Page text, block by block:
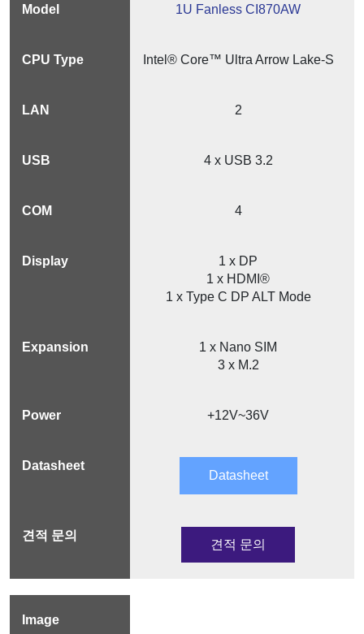
1U Fanless CI870AW
Intel® Core™ Ultra Arrow Lake-S
2
4 x USB 3.2
4
1 x DP
1 x HDMI®
1 x Type C DP ALT Mode
1 x Nano SIM
3 x M.2
+12V~36V
Datasheet
견적 문의